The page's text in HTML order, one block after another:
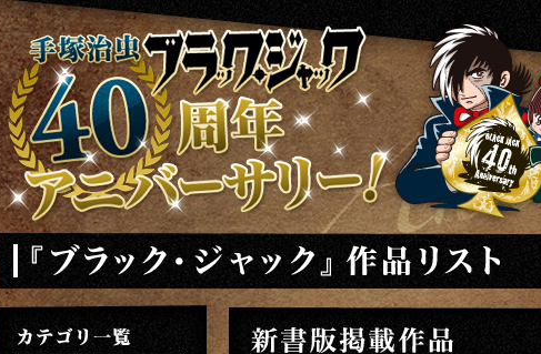
手塚治虫 ブラックジャック 40周年アニバーサリー
「ブラック・ジャック」作品リスト